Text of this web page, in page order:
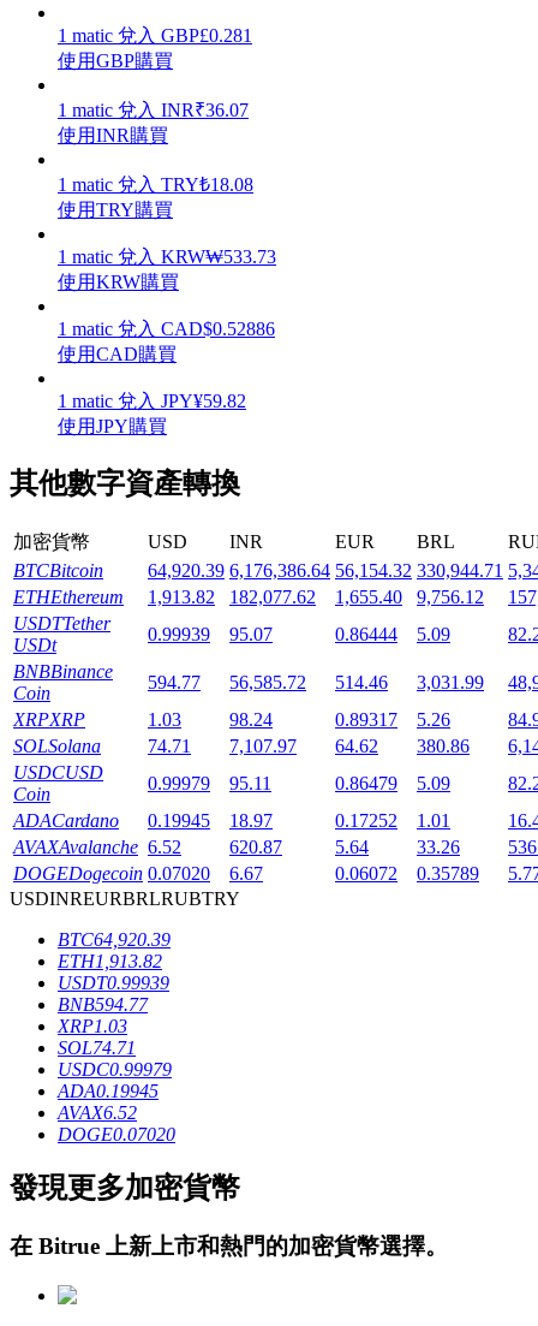
使您的資產穩定增值
一鍵質押鎖定高收益
Launchpool
活期質押獲得熱門資產
鎖倉BTR
輕鬆獲得多重福利
借貸寶
借貸數字貨幣，及時且安全的服務
1 matic 兌入 GBP£0.281
使用GBP購買
1 matic 兌入 INR₹36.07
使用INR購買
1 matic 兌入 TRY₺18.08
使用TRY購買
1 matic 兌入 KRW₩533.73
使用KRW購買
1 matic 兌入 CAD$0.52886
使用CAD購買
1 matic 兌入 JPY¥59.82
使用JPY購買
其他數字資產轉換
加密貨幣 USD INR EUR BRL
BTCBitcoin 64,920.39 6,176,386.64 56,154.32 330,944.71
ETHEthereum 1,913.82 182,077.62 1,655.40 9,756.12
USDTTether
USDt
0.99939 95.07 0.86444 5.09
BNBBinance
Coin
594.77 56,585.72 514.46 3,031.99
XRPXRP 1.03 98.24 0.89317 5.26
SOLSolana 74.71 7,107.97 64.62 380.86
USDCUSD
Coin
0.99979 95.11 0.86479 5.09
ADACardano 0.19945 18.97 0.17252 1.01
AVAXAvalanche 6.52 620.87 5.64 33.26
DOGEDogecoin 0.07020 6.67 0.06072 0.35789
USDINREURBRLRUBTRY
BTC64,920.39
ETH1,913.82
USDT0.99939
BNB594.77
XRP1.03
SOL74.71
USDC0.99979
ADA0.19945
AVAX6.52
DOGE0.07020
發現更多加密貨幣
在 Bitrue 上新上市和熱門的加密貨幣選擇。